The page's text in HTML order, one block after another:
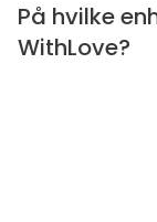
På hvilke
WithLove?